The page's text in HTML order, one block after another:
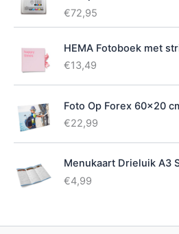
€72,95
HEMA Fotoboek met
€13,49
Foto Op Forex 60x20
€22,99
Menukaart Drieluik A3
€4,99